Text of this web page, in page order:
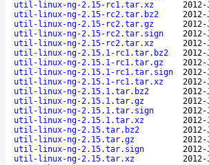
util-linux-ng-2.15-rc1.tar.xz
util-linux-ng-2.15-rc2.tar.bz2
util-linux-ng-2.15-rc2.tar.gz
util-linux-ng-2.15-rc2.tar.sign
util-linux-ng-2.15-rc2.tar.xz
util-linux-ng-2.15.1-rc1.tar.bz2
util-linux-ng-2.15.1-rc1.tar.gz
util-linux-ng-2.15.1-rc1.tar.sign
util-linux-ng-2.15.1-rc1.tar.xz
util-linux-ng-2.15.1.tar.bz2
util-linux-ng-2.15.1.tar.gz
util-linux-ng-2.15.1.tar.sign
util-linux-ng-2.15.1.tar.xz
util-linux-ng-2.15.tar.bz2
util-linux-ng-2.15.tar.gz
util-linux-ng-2.15.tar.sign
util-linux-ng-2.15.tar.xz